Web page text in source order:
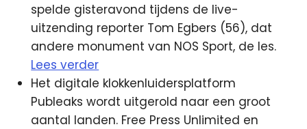
spelde gisteravond tijdens de live-
uitzending reporter Tom Egbers (56), dat
andere monument van NOS Sport, de les.
Lees verder
Het digitale klokkenluidersplatform
Publeaks wordt uitgerold naar een groot
aantal landen. Free Press Unlimited en